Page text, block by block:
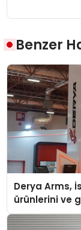
Benzer
Derya Arms,
ürünlerini ve